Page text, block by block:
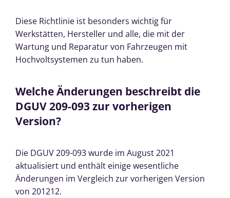
Diese Richtlinie ist besonders wichtig für
Werkstätten, Hersteller und alle, die mit der
Wartung und Reparatur von Fahrzeugen mit
Hochvoltsystemen zu tun haben.
Welche Änderungen beschreibt die
DGUV 209-093 zur vorherigen
Version?
Die DGUV 209-093 wurde im August 2021
aktualisiert und enthält einige wesentliche
Änderungen im Vergleich zur vorherigen Version
von 201212.